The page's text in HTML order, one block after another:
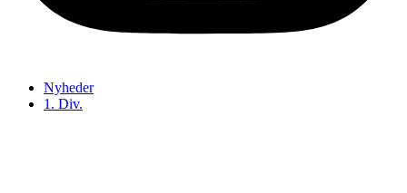
Nyheder
1. Div.